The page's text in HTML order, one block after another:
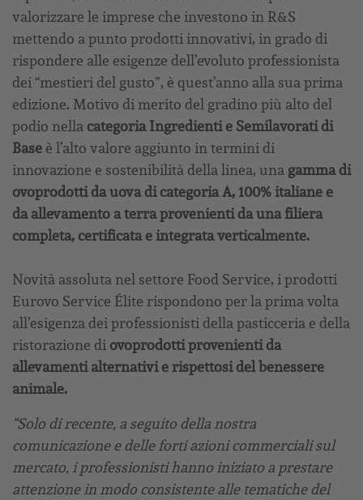
valorizzare le imprese che investono in R&S
mettendo a punto prodotti innovativi, in grado di
rispondere alle esigenze dell’evoluto professionista
dei “mestieri del gusto”, è quest’anno alla sua prima
edizione. Motivo di merito del gradino più alto del
podio nella categoria Ingredienti e Semilavorati di
Base è l’alto valore aggiunto in termini di
innovazione e sostenibilità della linea, una gamma di
ovoprodotti da uova di categoria A, 100% italiane e
da allevamento a terra provenienti da una filiera
completa, certificata e integrata verticalmente.
Novità assoluta nel settore Food Service, i prodotti
Eurovo Service Élite rispondono per la prima volta
all’esigenza dei professionisti della pasticceria e della
ristorazione di ovoprodotti provenienti da
allevamenti alternativi e rispettosi del benessere
animale.
“Solo di recente, a seguito della nostra
comunicazione e delle forti azioni commerciali sul
mercato, i professionisti hanno iniziato a prestare
attenzione in modo consistente alle tematiche del